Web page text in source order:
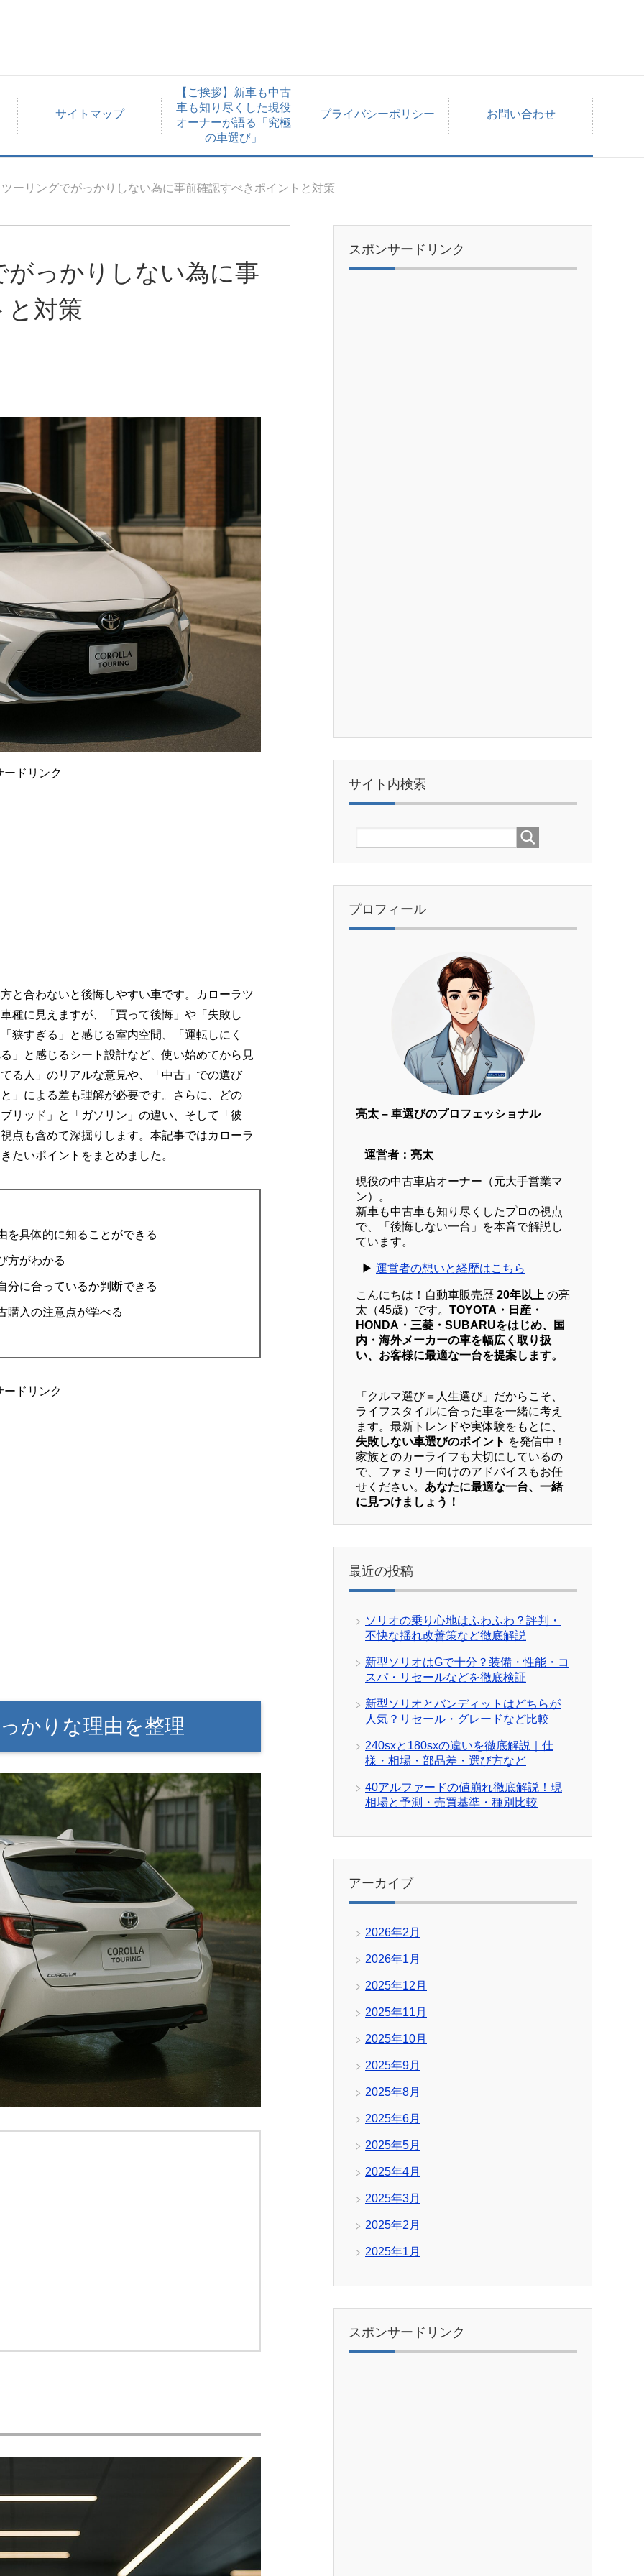
サイトマップ
【ご挨拶】新車も中古
車も知り尽くした現役
オーナーが語る「究極
の車選び」
プライバシーポリシー お問い合わせ
ーリングでがっかりしない為に事前確認すべきポイントと対策
っかりしない為に事
と対策
ードリンク
と合わないと後悔しやすい車です。カローラツ
種に見えますが、「買って後悔」や「失敗し
狭すぎる」と感じる室内空間、「運転しにく
」と感じるシート設計など、使い始めてから見
る人」のリアルな意見や、「中古」での選び
」による差も理解が必要です。さらに、どの
リッド」と「ガソリン」の違い、そして「彼
点も含めて深掘りします。本記事ではカローラ
たいポイントをまとめました。
を具体的に知ることができる
方がわかる
分に合っているか判断できる
購入の注意点が学べる
ードリンク
かりな理由を整理
スポンサードリンク
サイト内検索
プロフィール
亮太 – 車選びのプロフェッショナル
運営者：亮太
現役の中古車店オーナー（元大手営業マ
ン）。
新車も中古車も知り尽くしたプロの視点
で、「後悔しない一台」を本音で解説し
ています。
▶︎ 運営者の想いと経歴はこちら
こんにちは！自動車販売歴 20年以上 の亮
太（45歳）です。 TOYOTA・日産・
HONDA・三菱・SUBARUをはじめ、国
内・海外メーカーの車を幅広く取り扱
い、お客様に最適な一台を提案します。
「クルマ選び＝人生選び」だからこそ、
ライフスタイルに合った車を一緒に考え
ます。最新トレンドや実体験をもとに、
失敗しない車選びのポイント を発信中！
家族とのカーライフも大切にしているの
で、ファミリー向けのアドバイスもお任
せください。 あなたに最適な一台、一緒
に見つけましょう！
最近の投稿
ソリオの乗り心地はふわふわ？評判・
不快な揺れ改善策など徹底解説
新型ソリオはGで十分？装備・性能・コ
スパ・リセールなどを徹底検証
新型ソリオとバンディットはどちらが
人気？リセール・グレードなど比較
240sxと180sxの違いを徹底解説｜仕
様・相場・部品差・選び方など
40アルファードの値崩れ徹底解説！現
相場と予測・売買基準・種別比較
アーカイブ
2026年2月
2026年1月
2025年12月
2025年11月
2025年10月
2025年9月
2025年8月
2025年6月
2025年5月
2025年4月
2025年3月
2025年2月
2025年1月
スポンサードリンク